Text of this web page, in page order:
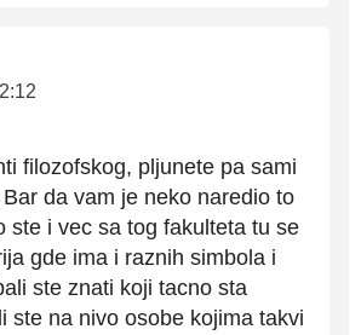
filozofskog, pljunete pa sami
da vam je neko naredio to
ste i vec sa tog fakulteta tu se
gde ima i raznih simbola i
ste znati koji tacno sta
ste na nivo osobe kojima takvi